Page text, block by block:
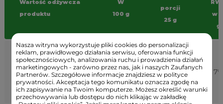
Wartość odżywcza
produktu
W
100 g
porcji
25 g
w
g
Wartość
energetyczna
2466
kJ/
595
kcal
617
kJ/149
kcal
7%
Nasza witryna wykorzystuje pliki cookies do personalizacji
reklam, prawidłowego działania serwisu, oferowania funkcji
społecznościowych, analizowania ruchu i prowadzienia działań
marketingowych - zarówno przez nas, jak i naszych Zaufanych
Partnerów. Szczegółowe informacje znajdziesz w polityce
prywatności. Akceptacja tego komunikatu oznacza zgodę na
ich zapisywanie na Twoim komputerze. Możesz określić warunki
przechowywania lub dostępu do nich klikając w zakładkę